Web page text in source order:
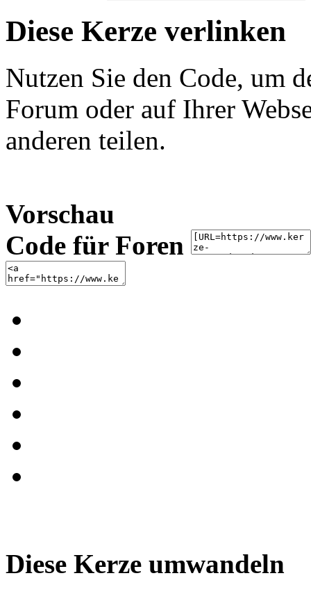
Diese Kerze verlinken
Nutzen Sie den Code, um
Forum oder auf Ihrer
anderen teilen.
Vorschau
Code für Foren
Diese Kerze umwandeln